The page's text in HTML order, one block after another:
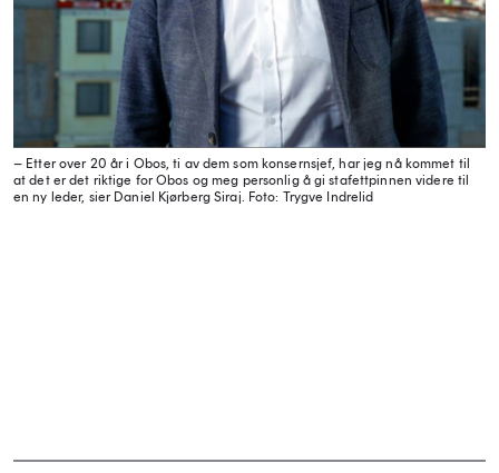
– Etter over 20 år i Obos, ti av dem som konsernsjef, har jeg nå kommet til
at det er det riktige for Obos og meg personlig å gi stafettpinnen videre til
en ny leder, sier Daniel Kjørberg Siraj. Foto: Trygve Indrelid